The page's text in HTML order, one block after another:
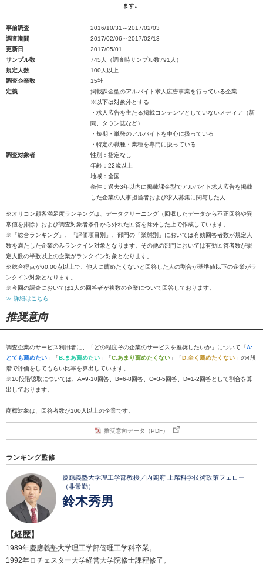
ます。
事前調査
2016/10/31～2017/02/03
調査期間
2017/02/06～2017/02/13
更新日
2017/05/01
サンプル数
745人（調査時サンプル数791人）
規定人数
100人以上
調査企業数
15社
定義
掲載課金型のアルバイト求人広告事業を行っている企業
※以下は対象外とする
・求人広告を主たる掲載コンテンツとしていないメディア（新
聞、タウン誌など）
・短期・単発のアルバイトを中心に扱っている
・特定の職種・業種を専門に扱っている
調査対象者
性別：指定なし
年齢：22歳以上
地域：全国
条件：過去3年以内に掲載課金型でアルバイト求人広告を掲載
した企業の人事担当者および求人募集に関与した人
※オリコン顧客満足度ランキングは、データクリーニング（回収したデータから不正回答や異
常値を排除）および調査対象者条件から外れた回答を除外した上で作成しています。
※「総合ランキング」、「評価項目別」、部門の「業態別」においては有効回答者数が規定人
数を満たした企業のみランクイン対象となります。その他の部門においては有効回答者数が規
定人数の半数以上の企業がランクイン対象となります。
※総合得点が60.00点以上で、他人に薦めたくないと回答した人の割合が基準値以下の企業がラ
ンクイン対象となります。
※今回の調査においては1人の回答者が複数の企業について回答しております。
≫ 詳細はこちら
推奨意向
調査企業のサービス利用者に、「どの程度その企業のサービスを推奨したいか」について「A:
とても薦めたい 」「B:まあ薦めたい 」「C:あまり薦めたくない 」「D:全く薦めたくない 」の4段
階で評価をしてもらい比率を算出しています。
※10段階聴取については、A=9-10回答、B=6-8回答、C=3-5回答、D=1-2回答として割合を算
出しております。
商標対象は、回答者数が100人以上の企業です。
推奨意向データ（PDF）
ランキング監修
慶應義塾大学理工学部教授／内閣府 上席科学技術政策フェロー
（非常勤）
鈴木秀男
【経歴】
1989年慶應義塾大学理工学部管理工学科卒業。
1992年ロチェスター大学経営大学院修士課程修了。